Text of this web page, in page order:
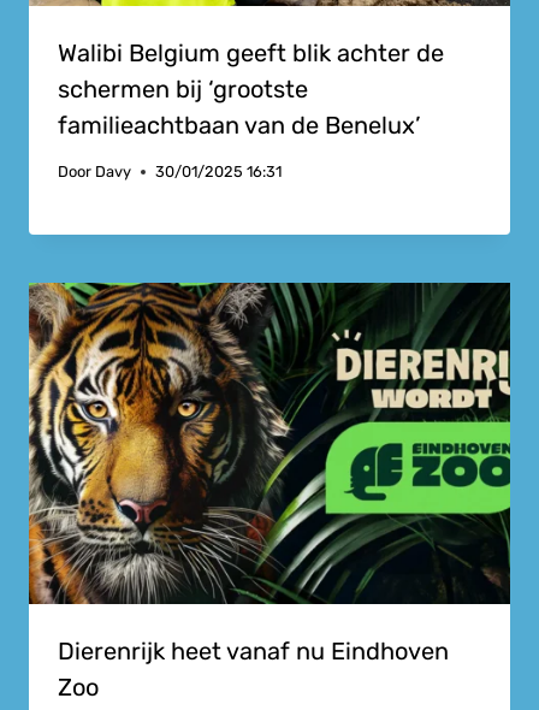
Walibi Belgium geeft blik achter de
schermen bij ‘grootste
familieachtbaan van de Benelux’
Door Davy 30/01/2025 16:31
Dierenrijk heet vanaf nu Eindhoven
Zoo